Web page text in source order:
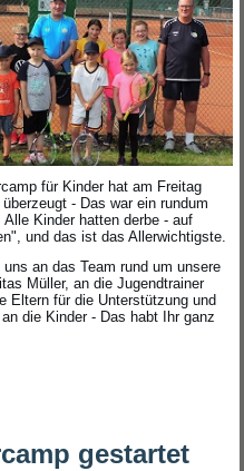
für Kinder hat am Freitag
- Das war ein rundum
Kinder hatten derbe - auf
und das ist das Allerwichtigste.
an das Team rund um unsere
Müller, an die Jugendtrainer
Eltern für die Unterstützung und
die Kinder - Das habt Ihr ganz
gestartet